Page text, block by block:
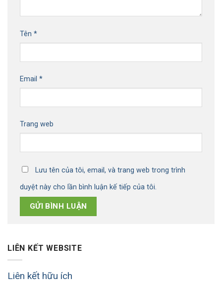
Tên *
Email *
Trang web
Lưu tên của tôi, email, và trang web trong trình
duyệt này cho lần bình luận kế tiếp của tôi.
LIÊN KẾT WEBSITE
Liên kết hữu ích